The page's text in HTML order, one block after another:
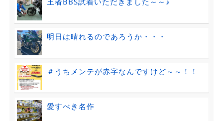
明日は晴れるのであろうか・・・
＃うちメンテが赤字なんですけど～～！！
愛すべき名作